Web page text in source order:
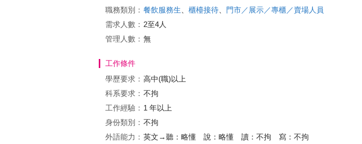
職務類別： 餐飲服務生 櫃檯接待
門市／展示／專櫃／賣場人員
需求人數： 2至4人
管理人數： 無
工作條件
學歷要求： 高中(職)以上
科系要求： 不拘
工作經驗： 1 年以上
身份類別： 不拘
外語能力： 英文→聽：略懂 說：略懂 讀：不拘 寫：不拘